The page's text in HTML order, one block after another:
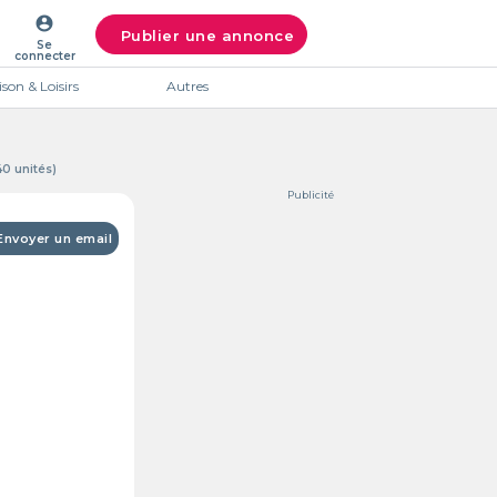
account_circle
Se
connecter
Publier une annonce
& Loisirs Autres
unités)
un email
Publicité